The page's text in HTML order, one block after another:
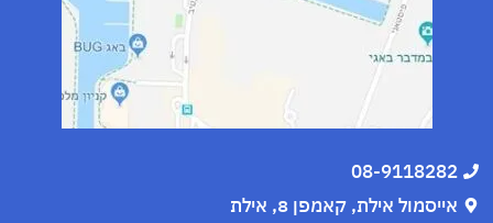
08-9118282
אייסמול אילת, קאמפן 8, אילת